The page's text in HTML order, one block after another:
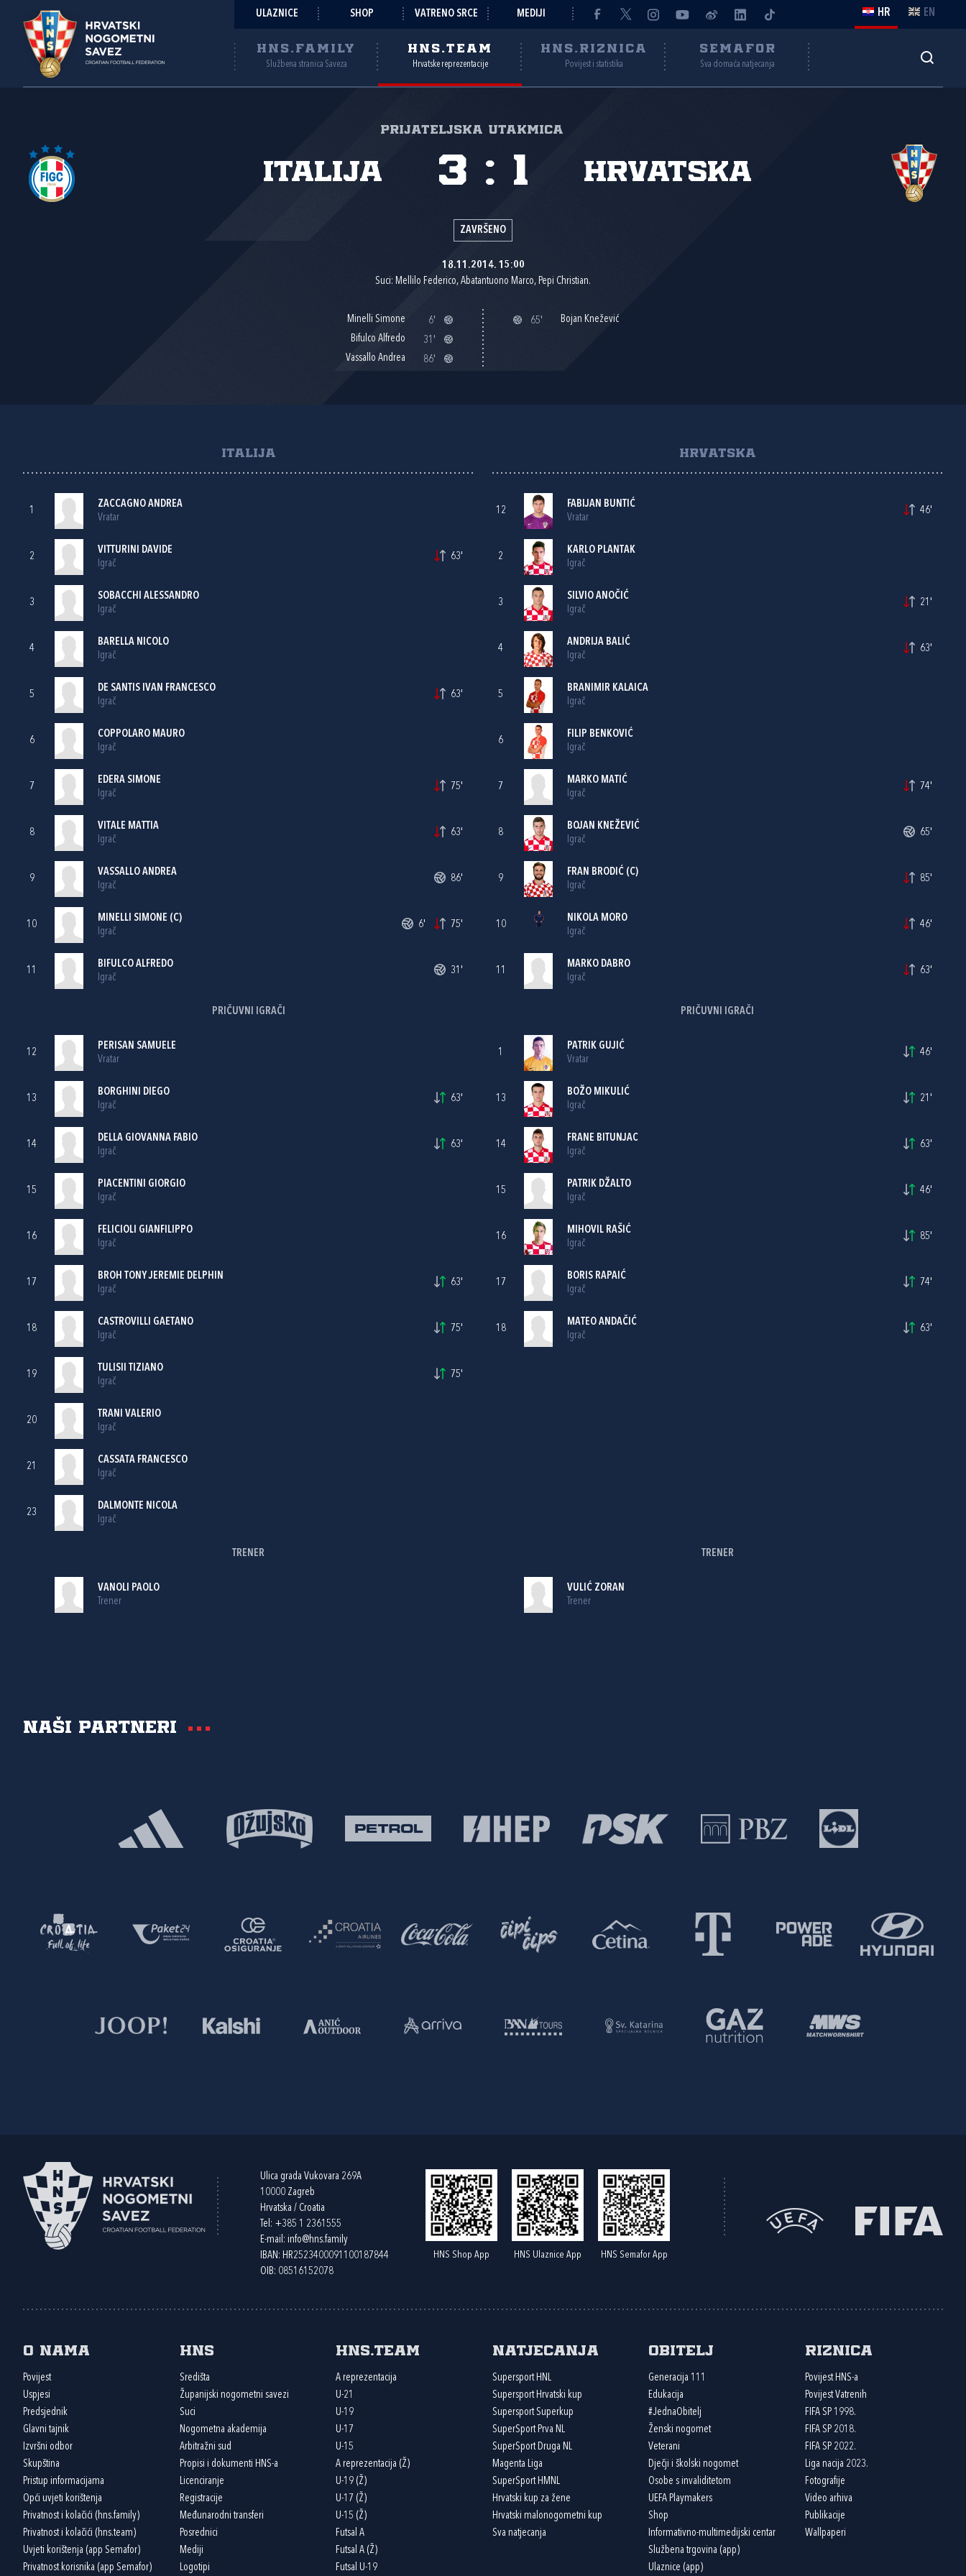
ULAZNICE SHOP VATRENO SRCE MEDIJI HR EN
HNS.FAMILY
Službena stranica Saveza
HNS.TEAM
Hrvatske reprezentacije
HNS.RIZNICA
Povijest i statistika
SEMAFOR
Sva domaća natjecanja
Prijateljska utakmica
Italija Hrvatska
3 : 1
ZAVRŠENO
18.11.2014. 15:00
Suci: Mellilo Federico, Abatantuono Marco, Pepi Christian.
Minelli Simone
6'
Bifulco Alfredo
31'
Vassallo Andrea
86'
65' Bojan Knežević
ITALIJA
1
ZACCAGNO ANDREA
Vratar
2
VITTURINI DAVIDE
Igrač
63'
3
SOBACCHI ALESSANDRO
Igrač
4
BARELLA NICOLO
Igrač
5
DE SANTIS IVAN FRANCESCO
Igrač
63'
6
COPPOLARO MAURO
Igrač
7
EDERA SIMONE
Igrač
75'
8
VITALE MATTIA
Igrač
63'
9
VASSALLO ANDREA
Igrač
86'
10
MINELLI SIMONE (C)
Igrač
6' 75'
11
BIFULCO ALFREDO
Igrač
31'
PRIČUVNI IGRAČI
12
PERISAN SAMUELE
Vratar
13
BORGHINI DIEGO
Igrač
63'
14
DELLA GIOVANNA FABIO
Igrač
63'
15
PIACENTINI GIORGIO
Igrač
16
FELICIOLI GIANFILIPPO
Igrač
17
BROH TONY JEREMIE DELPHIN
Igrač
63'
18
CASTROVILLI GAETANO
Igrač
75'
19
TULISII TIZIANO
Igrač
75'
20
TRANI VALERIO
Igrač
21
CASSATA FRANCESCO
Igrač
23
DALMONTE NICOLA
Igrač
TRENER
VANOLI PAOLO
Trener
HRVATSKA
12
FABIJAN BUNTIĆ
Vratar
46'
2
KARLO PLANTAK
Igrač
3
SILVIO ANOČIĆ
Igrač
21'
4
ANDRIJA BALIĆ
Igrač
63'
5
BRANIMIR KALAICA
Igrač
6
FILIP BENKOVIĆ
Igrač
7
MARKO MATIĆ
Igrač
74'
8
BOJAN KNEŽEVIĆ
Igrač
65'
9
FRAN BRODIĆ(C)
Igrač
85'
10
NIKOLA MORO
Igrač
46'
11
MARKO DABRO
Igrač
63'
PRIČUVNI IGRAČI
1
PATRIK GUJIĆ
Vratar
46'
13
BOŽO MIKULIĆ
Igrač
21'
14
FRANE BITUNJAC
Igrač
63'
15
PATRIK DŽALTO
Igrač
46'
16
MIHOVIL RAŠIĆ
Igrač
85'
17
BORIS RAPAIĆ
Igrač
74'
18
MATEO ANDAČIĆ
Igrač
63'
TRENER
VULIĆ ZORAN
Trener
Naši partneri
Ulica grada Vukovara 269A
10000 Zagreb
Hrvatska / Croatia
Tel: +385 1 2361555
E-mail: info@hns.family
IBAN: HR2523400091100187844
OIB: 08516152078
HNS Shop App HNS Ulaznice App HNS Semafor App
O nama
Povijest
Uspjesi
Predsjednik
Glavni tajnik
Izvršni odbor
Skupština
Pristup informacijama
Opći uvjeti korištenja
Privatnost i kolačići (hns.family)
Privatnost i kolačići (hns.team)
Uvjeti korištenja (app Semafor)
Privatnost korisnika (app Semafor)
HNS
Središta
Županijski nogometni savezi
Suci
Nogometna akademija
Arbitražni sud
Propisi i dokumenti HNS-a
Licenciranje
Registracije
Međunarodni transferi
Posrednici
Mediji
Logotipi
HNS.team
A reprezentacija
U-21
U-19
U-17
U-15
A reprezentacija (Ž)
U-19 (Ž)
U-17 (Ž)
U-15 (Ž)
Futsal A
Futsal A (Ž)
Futsal U-19
Natjecanja
Supersport HNL
Supersport Hrvatski kup
Supersport Superkup
SuperSport Prva NL
SuperSport Druga NL
Magenta Liga
SuperSport HMNL
Hrvatski kup za žene
Hrvatski malonogometni kup
Sva natjecanja
Obitelj
Generacija 111
Edukacija
#JednaObitelj
Ženski nogomet
Veterani
Dječji i školski nogomet
Osobe s invaliditetom
UEFA Playmakers
Shop
Informativno-multimedijski centar
Službena trgovina (app)
Ulaznice (app)
Riznica
Povijest HNS-a
Povijest Vatrenih
FIFA SP 1998.
FIFA SP 2018.
FIFA SP 2022.
Liga nacija 2023.
Fotografije
Video arhiva
Publikacije
Wallpaperi